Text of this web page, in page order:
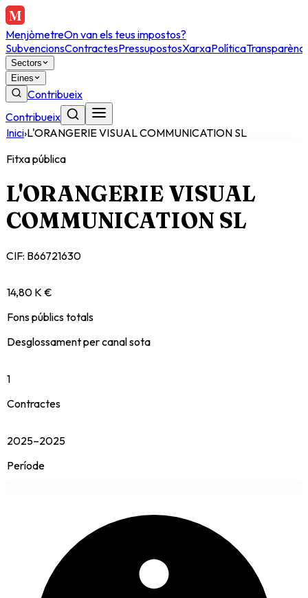
MenjòmetreOn van els teus impostos?
SubvencionsContractesPressupostosXarxaPolítica
Sectors
Eines
Contribueix
Contribueix
Inici›L'ORANGERIE VISUAL COMMUNICATION SL
Fitxa pública
L'ORANGERIE VISUAL
COMMUNICATION SL
CIF: B66721630
14,80 K €
Fons públics totals
Desglossament per canal sota
1
Contractes
2025–2025
Període